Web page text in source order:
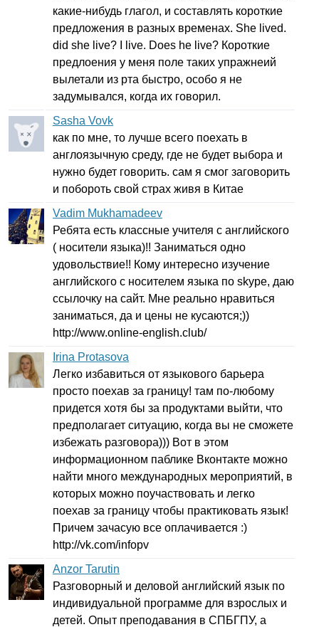
какие-нибудь глагол, и составлять короткие
предложения в разных временах. She lived.
did she live? live. Does he live? Короткие
предлоения у меня поле таких упражнеий
вылетали из рта быстро, особо я не
задумывался, когда их говорил.
Sasha Vovk
как по мне, то лучше всего поехать в
англоязычную среду, где не будет выбора и
нужно будет говорить. сам я смог заговорить
и побороть свой страх живя в Китае
Vadim Mukhamadeev
Ребята есть классные учителя с английского
( носители языка)!! Заниматься одно
удовольствие!! Кому интересно изучение
английского с носителем языка по skype, даю
ссылочку на сайт. Мне реально нравиться
заниматься, да и цены не кусаются;))
http://www.online-english.club/
Irina Protasova
Легко избавиться от языкового барьера
просто поехав за границу! там по-любому
придется хотя бы за продуктами выйти, что
предполагает ситуацию, когда вы не сможете
избежать разговора))) Вот в этом
информационном паблике Вконтакте можно
найти много международных мероприятий, в
которых можно поучаствовать и легко
поехав за границу чтобы практиковать язык!
Причем зачасую все оплачивается :)
http://vk.com/infopv
Anzor Tarutin
Разговорный и деловой английский язык по
индивидуальной программе для взрослых и
детей. Опыт преподавания в СПБГПУ, а